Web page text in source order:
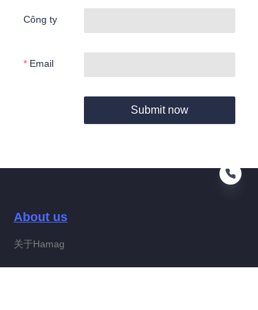
Công ty
Email
Submit now
About us
关于Hamag
VI